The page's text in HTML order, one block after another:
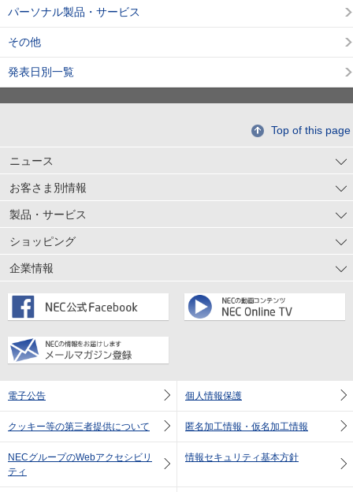
パーソナル製品・サービス
その他
発表日別一覧
Top of this page
ニュース
お客さま別情報
製品・サービス
ショッピング
企業情報
電子公告 個人情報保護
クッキー等の第三者提供について 匿名加工情報・仮名加工情報
NECグループのWebアクセシビリ
ティ
情報セキュリティ基本方針